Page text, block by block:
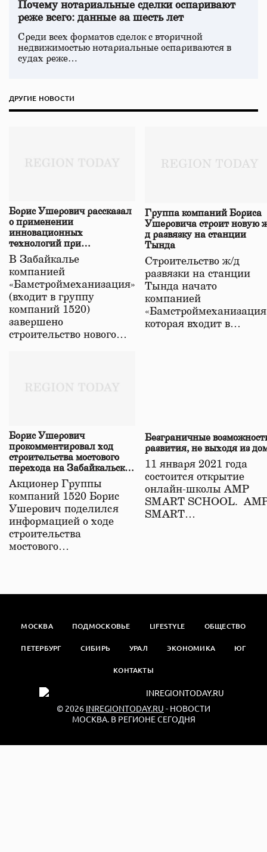
Почему нотариальные сделки оспаривают
реже всего: данные за шесть лет
Среди всех форматов сделок с вторичной
недвижимостью нотариальные оспариваются в
судах реже…
ДРУГИЕ НОВОСТИ
Борис Ушерович рассказал
о применении
инновационных
технологий при
строительстве нового моста
в Забайкалье
В Забайкалье
компанией
«Бамстроймеханизация»
(входит в группу
компаний 1520)
завершено
строительство нового…
Группа компаний Бориса
Ушеровича строит новую
д развязку на станции
Тында
Строительство ж/д
развязки на станции
Тында начато
компанией
которая входит в…
Борис Ушерович
прокомментировал ход
строительства мостового
перехода на Забайкальской
железной дороге
Акционер Группы
компаний 1520 Борис
Ушерович поделился
информацией о ходе
строительства
мостового…
Безграничные
развития, не выходя из
11 января 2021 года
состоится открытие
онлайн-школы АМР
SMART SCHOOL.
SMART…
МОСКВА ПОДМОСКОВЬЕ LIFESTYLE ОБЩЕСТВО
ПЕТЕРБУРГ СИБИРЬ УРАЛ ЭКОНОМИКА ЮГ
КОНТАКТЫ
© 2026 INREGIONTODAY.RU - НОВОСТИ
МОСКВА. В РЕГИОНЕ СЕГОДНЯ